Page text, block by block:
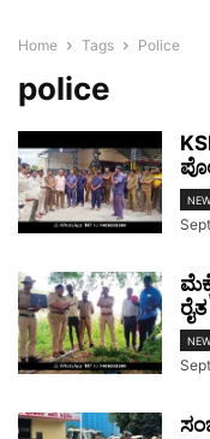
Home Tags Police
police
ರೈತ